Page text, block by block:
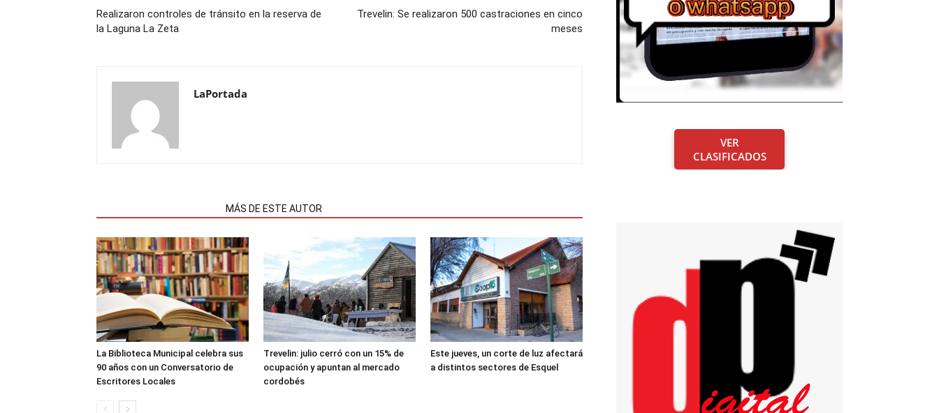
Realizaron controles de tránsito en la reserva de
la Laguna La Zeta
Trevelin: Se realizaron 500 castraciones en cinco
meses
LaPortada
MÁS DE ESTE AUTOR
La Biblioteca Municipal celebra sus
90 años con un Conversatorio de
Escritores Locales
Trevelin: julio cerró con un 15% de
ocupación y apuntan al mercado
cordobés
Este jueves, un corte de luz afectará
a distintos sectores de Esquel
VER
CLASIFICADOS